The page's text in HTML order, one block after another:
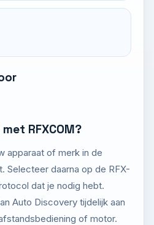
RFXCOM?
apparaat of merk in de
Selecteer daarna op de RFX-
dat je nodig hebt.
Auto Discovery tijdelijk aan
of motor.